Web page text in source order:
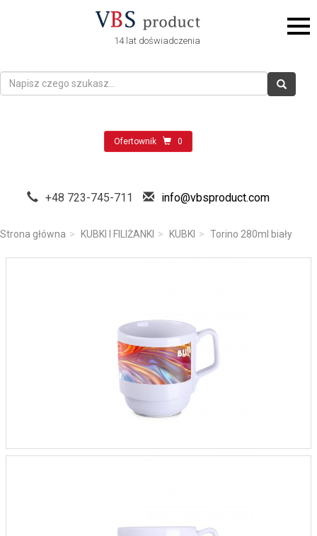
14 lat doświadczenia
Ofertownik 0
+48 723-745-711 info@vbsproduct.com
Strona główna KUBKI I FILIŻANKI KUBKI Torino 280ml biały